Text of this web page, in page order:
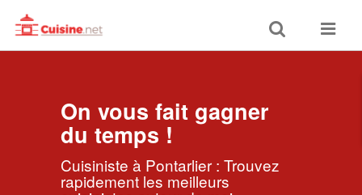
Toggle
search
Toggle
On vous fait gagner
du temps !
Cuisiniste à Pontarlier : Trouvez
rapidement les meilleurs